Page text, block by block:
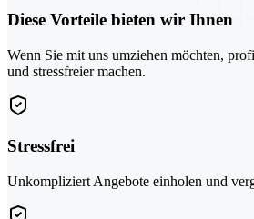
Diese Vorteile bieten wir Ihnen
Wenn Sie mit uns umziehen möchten,
und stressfreier machen.
Stressfrei
Unkompliziert Angebote einholen und